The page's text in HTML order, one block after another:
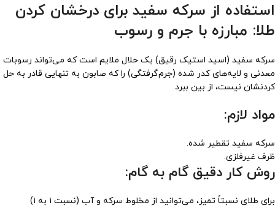
استفاده از سرکه سفید برای درخشان کردن
طلا: مبارزه با جرم و رسوب
سرکه سفید (اسید استیک رقیق) یک حلال ملایم است که می‌تواند رسوبات
معدنی و لایه‌های کدر شده (جرم‌گرفتگی) را که صابون به تنهایی قادر به حل
کردنشان نیست، از بین ببرد.
مواد لازم:
سرکه سفید تقطیر شده.
ظرف غیرفلزی.
روش کار دقیق گام به گام:
برای طلای نسبتاً تمیز، می‌توانید از مخلوط سرکه و آب (نسبت ۱ به ۱)